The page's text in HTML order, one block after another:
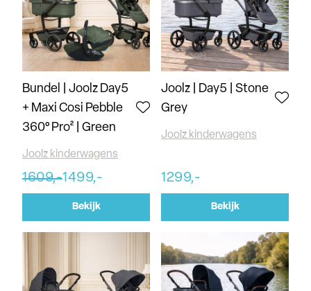
Bundel | Joolz Day5
+ Maxi Cosi Pebble
360° Pro² | Green
Joolz kinderwagens
1609,-1499,-
Bekijk
Joolz | Day5 | Stone
Grey
Joolz kinderwagens
1299,-
Bekijk